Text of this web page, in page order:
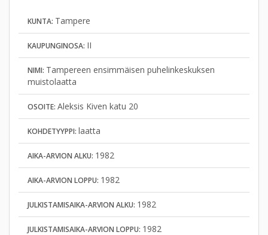
KUNTA: Tampere
KAUPUNGINOSA: II
NIMI: Tampereen ensimmäisen puhelinkeskuksen
muistolaatta
OSOITE: Aleksis Kiven katu 20
KOHDETYYPPI: laatta
AIKA-ARVION ALKU: 1982
AIKA-ARVION LOPPU: 1982
JULKISTAMISAIKA-ARVION ALKU: 1982
JULKISTAMISAIKA-ARVION LOPPU: 1982